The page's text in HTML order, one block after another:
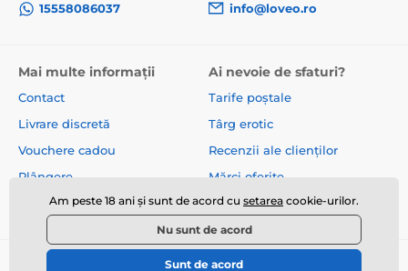
15558086037
info@loveo.ro
Mai multe informații
Contact
Livrare discretă
Vouchere cadou
Plângere
Despre noi
Ai nevoie de sfaturi?
Tarife poștale
Târg erotic
Recenzii ale clienților
Mărci oferite
Termeni și condiții
© 2026 www.loveo.ro ⦁ E-shop creat de
Am peste 18 ani și sunt de acord cu setarea cookie-urilor.
Nu sunt de acord
Sunt de acord